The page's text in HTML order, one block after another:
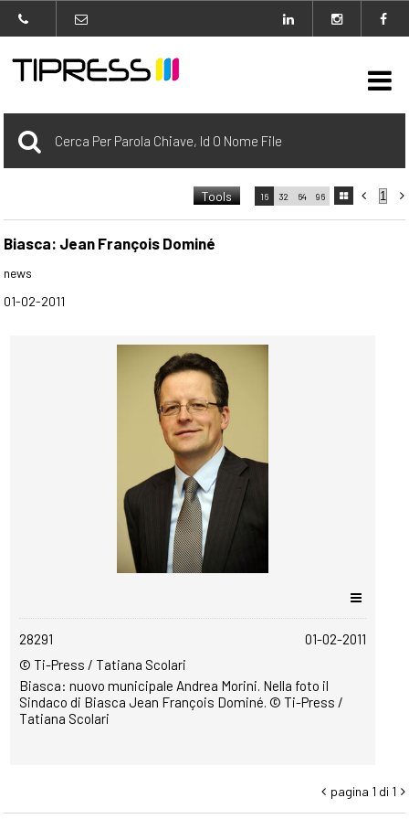
Archivio
carrello
Agenzia
copyrightfree

 
16 32 64 96 
Tools
0 Selezionato
Biasca: Jean François Dominé
news
01-02-2011
28291
01-02-2011
© Ti-Press / Tatiana Scolari
Biasca: nuovo municipale Andrea Morini. Nella foto il
Sindaco di Biasca Jean François Dominé. © Ti-Press /
Tatiana Scolari
 pagina 1 di 1 